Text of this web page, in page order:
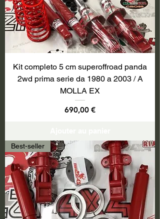
Kit completo 5 cm superoffroad panda
2wd prima serie da 1980 a 2003 / A
MOLLA EX
Prix
690,00 €
Best-seller